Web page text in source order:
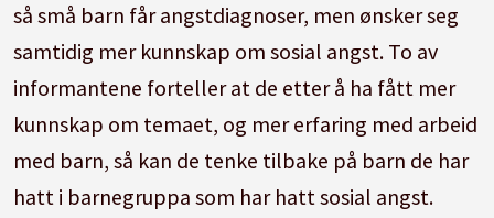
så små barn får angstdiagnoser, men ønsker seg
samtidig mer kunnskap om sosial angst. To av
informantene forteller at de etter å ha fått mer
kunnskap om temaet, og mer erfaring med arbeid
med barn, så kan de tenke tilbake på barn de har
hatt i barnegruppa som har hatt sosial angst.